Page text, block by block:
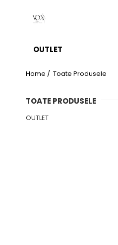
OUTLET
Home / Toate Produsele
TOATE PRODUSELE
OUTLET